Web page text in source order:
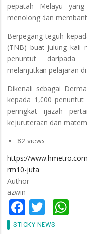
pepatah Melayu
menolong dan
Berpegang teguh
(TNB) buat julung kali
penuntut daripada
melanjutkan pelajaran
Dikenali sebagai
kepada 1,000
peringkat ijazah
kejuruteraan dan
82 views
https://
rm10-juta
Author
azwin
Facebook
Twitter
STICKY NEWS